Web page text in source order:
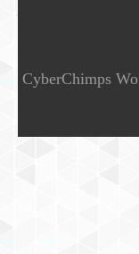
CyberChimps